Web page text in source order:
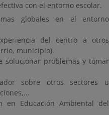
con el entorno escolar.
globales en el entorno
del centro a otros
municipio).
solucionar problemas y tomar
sobre otros sectores u
en Educación Ambiental del